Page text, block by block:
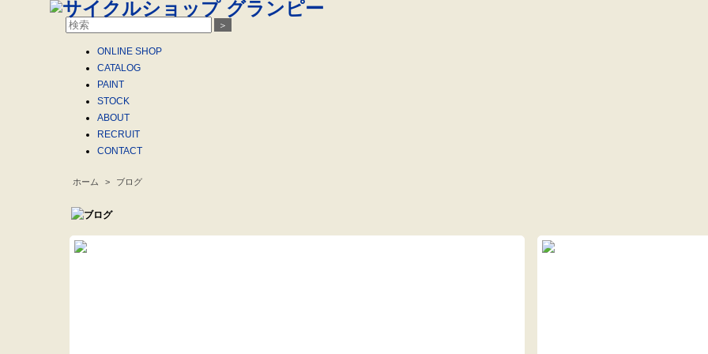
＞
ONLINE SHOP
CATALOG
PAINT
STOCK
ABOUT
RECRUIT
CONTACT
ホーム > ブログ